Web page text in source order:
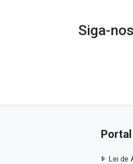
Siga-
Lei de